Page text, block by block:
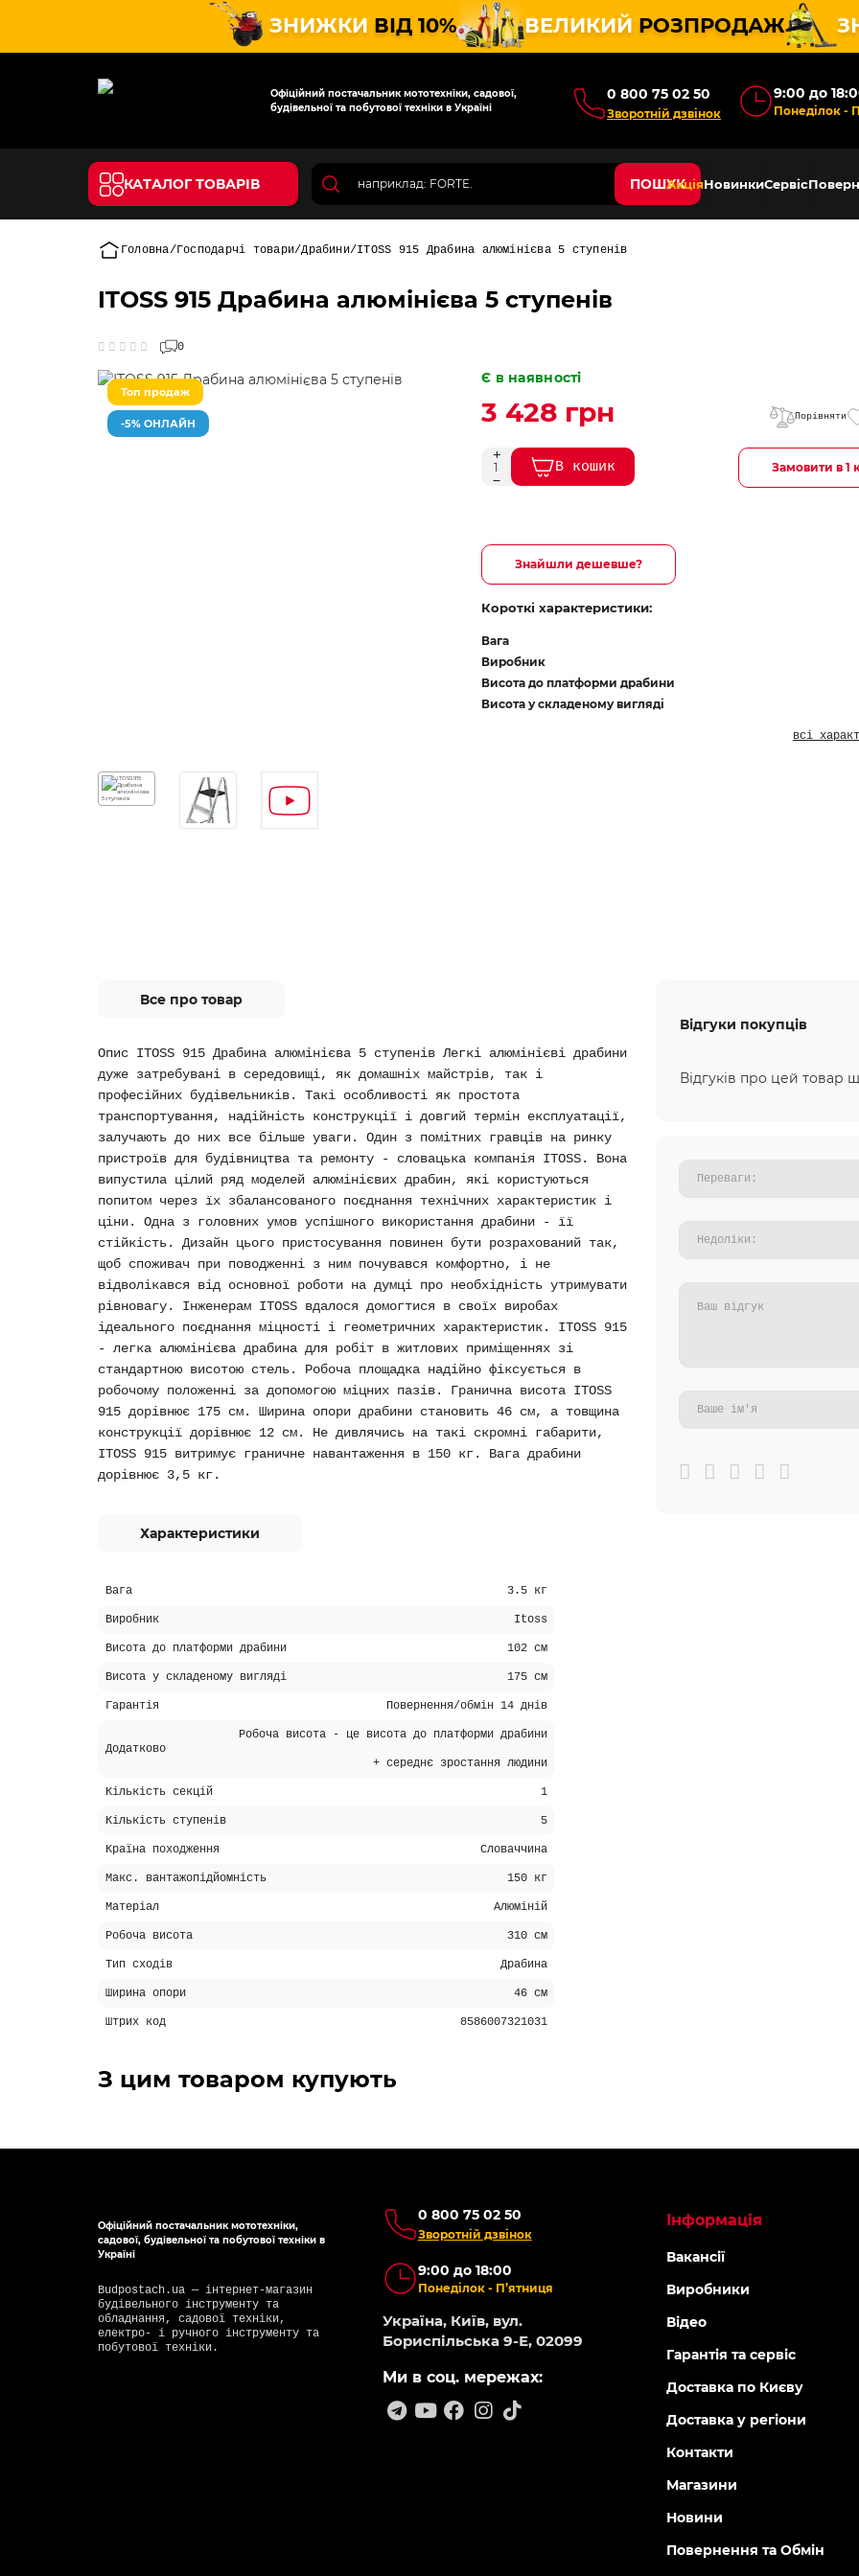
ЗНИЖКИ ВІД 10% ВЕЛИКИЙ РОЗПРОДАЖ
Офіційний постачальник мототехніки, садової,
будівельної та побутової техніки в Україні
0 800 75 02 50
Зворотній дзвінок
9:00 до
Понеділок -
КАТАЛОГ ТОВАРІВ ПОШУКАкціяНовинкиСервіс
Головна Господарчі товари Драбини ITOSS 915 Драбина алюмінієва 5 ступенів
ITOSS 915 Драбина алюмінієва 5 ступенів
0
Топ продаж
-5% ОНЛАЙН
Є в наявності
3 428 грн Порівняти
В кошик Замовити в 1
Знайшли дешевше?
Короткі характеристики:
Вага
Виробник
Висота до платформи драбини
Висота у складеному вигляді
всі
Все про товар
Опис ITOSS 915 Драбина алюмінієва 5 ступенів Легкі алюмінієві драбини
дуже затребувані в середовищі, як домашніх майстрів, так і
професійних будівельників. Такі особливості як простота
транспортування, надійність конструкції і довгий термін експлуатації,
залучають до них все більше уваги. Один з помітних гравців на ринку
пристроїв для будівництва та ремонту - словацька компанія ITOSS. Вона
випустила цілий ряд моделей алюмінієвих драбин, які користуються
попитом через їх збалансованого поєднання технічних характеристик і
ціни. Одна з головних умов успішного використання драбини - її
стійкість. Дизайн цього пристосування повинен бути розрахований так,
щоб споживач при поводженні з ним почувався комфортно, і не
відволікався від основної роботи на думці про необхідність утримувати
рівновагу. Інженерам ITOSS вдалося домогтися в своїх виробах
ідеального поєднання міцності і геометричних характеристик. ITOSS 915
- легка алюмінієва драбина для робіт в житлових приміщеннях зі
стандартною висотою стель. Робоча площадка надійно фіксується в
робочому положенні за допомогою міцних пазів. Гранична висота ITOSS
915 дорівнює 175 см. Ширина опори драбини становить 46 см, а товщина
конструкції дорівнює 12 см. Не дивлячись на такі скромні габарити,
ITOSS 915 витримує граничне навантаження в 150 кг. Вага драбини
дорівнює 3,5 кг.
Характеристики
Вага 3.5 кг
Виробник Itoss
Висота до платформи драбини 102 см
Висота у складеному вигляді 175 см
Гарантія Повернення/обмін 14 днів
Додатково
Робоча висота - це висота до платформи драбини
+ середнє зростання людини
Кількість секцій 1
Кількість ступенів 5
Країна походження Словаччина
Макс. вантажопідйомність 150 кг
Матеріал Алюміній
Робоча висота 310 см
Тип сходів Драбина
Ширина опори 46 см
Штрих код 8586007321031
Відгуки покупців
Відгуків про цей товар
З цим товаром купують
Офіційний постачальник мототехніки,
садової, будівельної та побутової техніки в
Україні
Budpostach.ua — інтернет-магазин
будівельного інструменту та
обладнання, садової техніки,
електро- і ручного інструменту та
побутової техніки.
0 800 75 02 50
Зворотній дзвінок
9:00 до 18:00
Понеділок - П’ятниця
Україна, Київ, вул.
Бориспільська 9-Е, 02099
Ми в соц. мережах:
Інформація
Вакансії
Виробники
Відео
Гарантія та сервіс
Доставка по Києву
Доставка у регіони
Контакти
Магазини
Новини
Повернення та Обмін